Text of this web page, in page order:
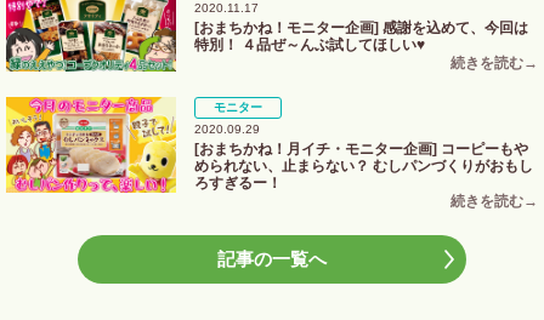
2020.11.17
[おまちかね！モニター企画] 感謝を込めて、今回は
特別！ ４品ぜ～んぶ試してほしい♥
モニター
2020.09.29
[おまちかね！月イチ・モニター企画] コーピーもや
められない、止まらない？ むしパンづくりがおもし
ろすぎるー！
記事の一覧へ